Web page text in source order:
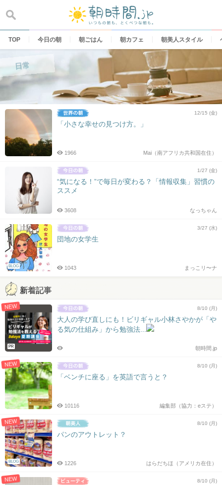
content
TOP 今日の朝 朝ごはん 朝カフェ 朝美人スタイル
日常
12/15 (金)
「小さな幸せの見つけ方。」
Mai（南アフリカ共和国在住）
1966
1/27 (金)
“気になる！”で毎日が変わる？「情報収集」習慣の
ススメ
なっちゃん
3608
BLOG
3/27 (水)
団地の女学生
まっこリ〜ナ
1043
新着記事
NEW
PR
8/10 (月)
大人の学び直しにも！ビリギャル小林さやかが「や
る気の仕組み」から勉強法...
朝時間.jp
NEW 8/10 (月)
「ベンチに座る」を英語で言うと？
編集部（協力：eステ）
10116
NEW
BLOG
8/10 (月)
パンのアウトレット？
はらだちほ（アメリカ在住）
1226
NEW 8/10 (月)